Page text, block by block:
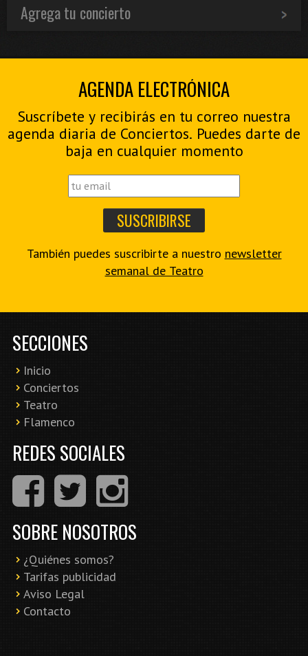
Agrega tu concierto
AGENDA ELECTRÓNICA
Suscríbete y recibirás en tu correo nuestra
agenda diaria de Conciertos. Puedes darte de
baja en cualquier momento
También puedes suscribirte a nuestro newsletter
semanal de Teatro
SECCIONES
Inicio
Conciertos
Teatro
Flamenco
REDES SOCIALES
SOBRE NOSOTROS
¿Quiénes somos?
Tarifas publicidad
Aviso Legal
Contacto